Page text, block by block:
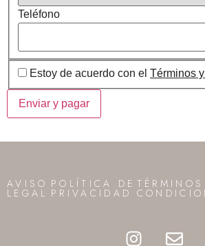
Teléfono
Estoy de acuerdo con el Términos
AVISO
LEGAL
POLÍTICA DE
PRIVACIDAD